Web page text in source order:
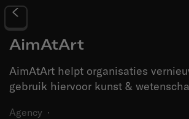
AimAtArt
AimAtArt helpt organisaties
gebruik hiervoor kunst &
Agency ·